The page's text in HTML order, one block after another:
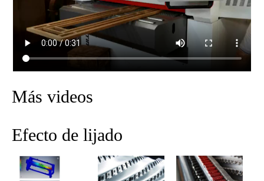
Más videos
Efecto de lijado